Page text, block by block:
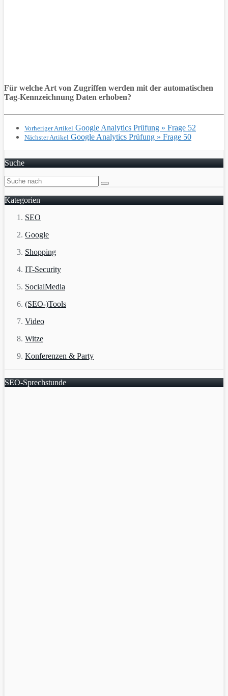
Für welche Art von Zugriffen werden mit der automatischen
Tag-Kennzeichnung Daten erhoben?
Vorheriger Artikel Google Analytics Prüfung » Frage 52
Nächster Artikel Google Analytics Prüfung » Frage 50
Suche
Kategorien
SEO
Google
Shopping
IT-Security
SocialMedia
(SEO-)Tools
Video
Witze
Konferenzen & Party
SEO-Sprechstunde